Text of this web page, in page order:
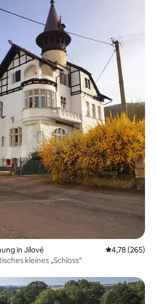
in Jílové
4,78 (265)
kleines „Schloss“